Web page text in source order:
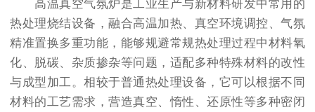
高温真空气氛炉是工业生产与新材料研发中常用的
热处理烧结设备，融合高温加热、真空环境调控、气氛
精准置换多重功能，能够规避常规热处理过程中材料氧
化、脱碳、杂质掺杂等问题，适配多种特殊材料的改性
与成型加工。相较于普通热处理设备，它可以根据不同
材料的工艺需求，营造真空、惰性、还原性等多种密闭